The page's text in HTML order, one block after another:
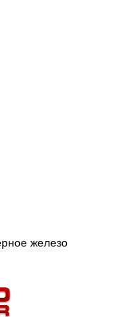
железо